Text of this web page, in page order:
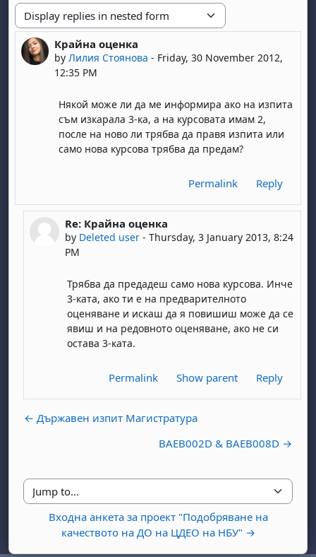
Display mode
Крайна оценка
byЛилия Стоянова - Friday, 30 November 2012,
12:35 PM
Number of replies: 1
Някой може ли да ме информира ако на изпита
съм изкарала 3-ка, а на курсовата имам 2,
после на ново ли трябва да правя изпита или
само нова курсова трябва да предам?
Permalink Reply
In reply to Лилия Стоянова
Re: Крайна оценка
by Deleted user -Thursday, 3 January 2013, 8:24
PM
Трябва да предадеш само нова курсова. Инче
3-ката, ако ти е на предварителното
оценяване и искаш да я повишиш може да се
явиш и на редовното оценяване, ако не си
остава 3-ката.
Permalink Show parent Reply
← Държавен изпит Магистратура
BAEB002D & BAEB008D →
Jump to...
Входна анкета за проект "Подобряване на
качеството на ДО на ЦДЕО на НБУ" →
8 August
9 August
15 August
16 August
22 August
23 August
29 August
30 August